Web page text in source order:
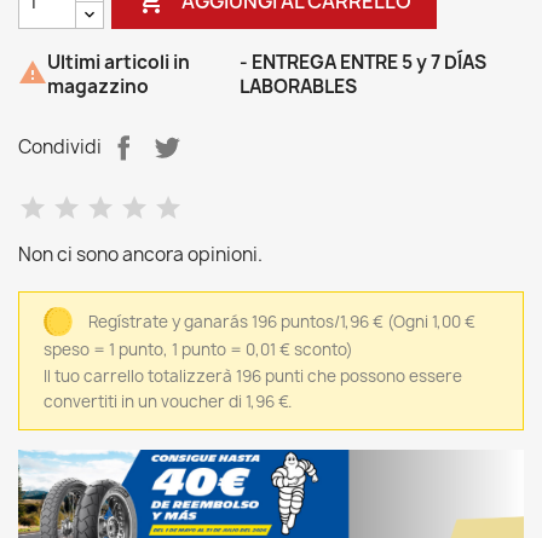
Ultimi articoli in
magazzino
- ENTREGA ENTRE 5 y 7 DÍAS
LABORABLES
Condividi
Non ci sono ancora opinioni.
Regístrate y ganarás 196 puntos/1,96 € (Ogni 1,00 €
speso = 1 punto, 1 punto = 0,01 € sconto)
Il tuo carrello totalizzerà 196 punti che possono essere
convertiti in un voucher di 1,96 €.